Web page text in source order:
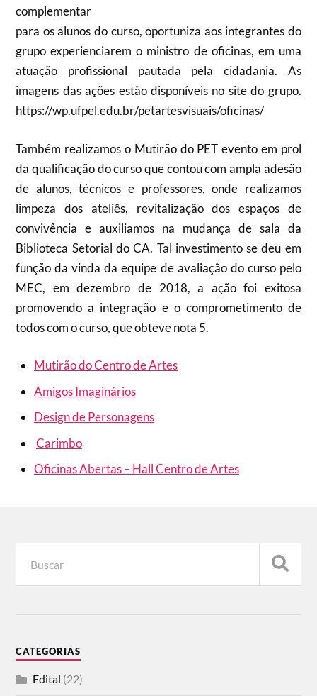
complementar
para os alunos do curso, oportuniza aos integrantes do
grupo experienciarem o ministro de oficinas, em uma
atuação profissional pautada pela cidadania. As
imagens das ações estão disponíveis no site do grupo.
https://wp.ufpel.edu.br/petartesvisuais/oficinas/
Também realizamos o Mutirão do PET evento em prol
da qualificação do curso que contou com ampla adesão
de alunos, técnicos e professores, onde realizamos
limpeza dos ateliês, revitalização dos espaços de
convivência e auxiliamos na mudança de sala da
Biblioteca Setorial do CA. Tal investimento se deu em
função da vinda da equipe de avaliação do curso pelo
MEC, em dezembro de 2018, a ação foi exitosa
promovendo a integração e o comprometimento de
todos com o curso, que obteve nota 5.
Mutirão do Centro de Artes
Amigos Imaginários
Design de Personagens
Carimbo
Oficinas Abertas – Hall Centro de Artes
CATEGORIAS
Edital (22)